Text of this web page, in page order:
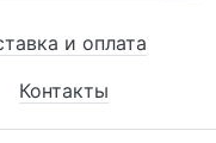
и оплата
Контакты